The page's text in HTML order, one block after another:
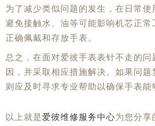
为了减少类似问题的发生，在日常
避免接触水、油等可能影响机芯正
正确佩戴和存放手表。
总之，在面对爱彼手表表针不走的
因，并采取相应措施解决。如果问题
则应及时寻求专业帮助以确保手表能
以上就是 爱彼维修服务中心为您分享